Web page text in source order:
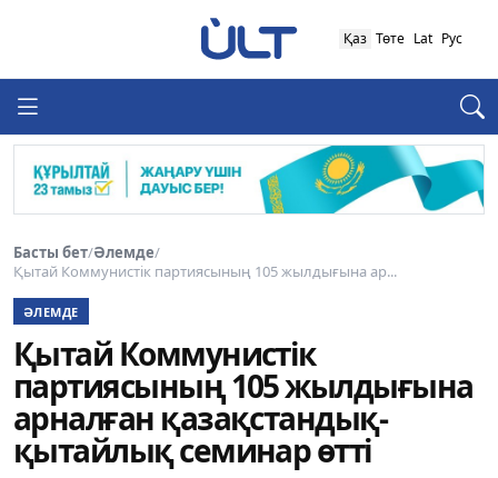
Қаз Төте Lat Рус
Басты бет/Әлемде/
Қытай Коммунистік партиясының 105 жылдығына ар...
ӘЛЕМДЕ
Қытай Коммунистік
партиясының 105 жылдығына
арналған қазақстандық-
қытайлық семинар өтті